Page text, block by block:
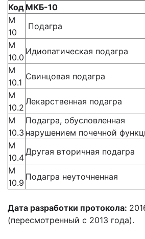
Код МКБ-10
М
10
Подагра
М
10.0
Идиопатическая подагра
М
10.1
Свинцовая подагра
М
10.2
Лекарственная подагра
М
10.3
Подагра, обусловленная
нарушением почечной
М
10.4
Другая вторичная подагра
М
10.9
Подагра неуточненная
Дата разработки протокола:
(пересмотренный с 2013 года).